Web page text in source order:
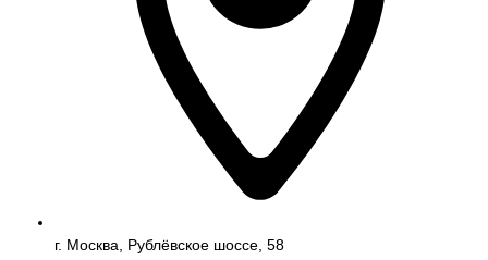
г. Москва, Рублёвское шоссе, 58